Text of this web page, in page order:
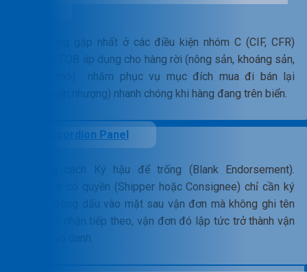
Thường gặp nhất ở các điều kiện nhóm C (CIF, CFR)
hoặc FOB áp dụng cho hàng rời (nông sản, khoáng sản,
dầu mỏ)… nhằm phục vụ mục đích mua đi bán lại
(chuyển nhượng) nhanh chóng khi hàng đang trên biển.
Accordion Panel
Bằng cách Ký hậu để trống (Blank Endorsement).
Người có quyền (Shipper hoặc Consignee) chỉ cần ký
tên, đóng dấu vào mặt sau vận đơn mà không ghi tên
người nhận tiếp theo, vận đơn đó lập tức trở thành vận
đơn vô danh.